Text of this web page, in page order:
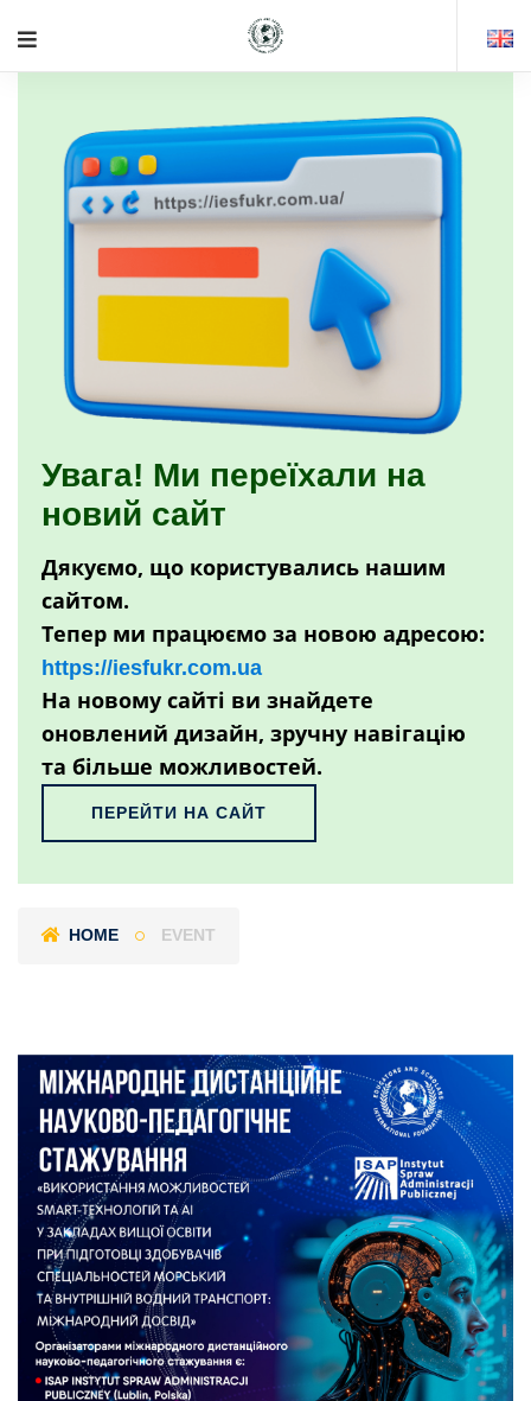
Увага! Ми переїхали на
новий сайт
Дякуємо, що користувались нашим
сайтом.
Тепер ми працюємо за новою адресою:
https://iesfukr.com.ua
На новому сайті ви знайдете
оновлений дизайн, зручну навігацію
та більше можливостей.
ПЕРЕЙТИ НА САЙТ
HOME EVENT